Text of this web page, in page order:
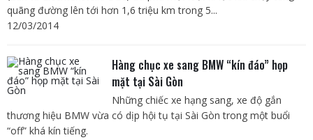
quãng đường lên tới hơn 1,6 triệu km trong 5...
12/03/2014
Hàng chục xe sang BMW “kín đáo” họp
mặt tại Sài Gòn
Những chiếc xe hạng sang, xe độ gắn
thương hiệu BMW vừa có dịp hội tụ tại Sài Gòn trong một buổi
“off” khá kín tiếng.